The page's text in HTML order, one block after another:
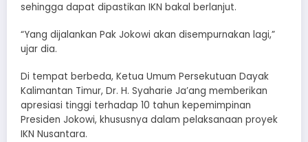
sehingga dapat dipastikan IKN bakal berlanjut.
“Yang dijalankan Pak Jokowi akan disempurnakan lagi,”
ujar dia.
Di tempat berbeda, Ketua Umum Persekutuan Dayak
Kalimantan Timur, Dr. H. Syaharie Ja’ang memberikan
apresiasi tinggi terhadap 10 tahun kepemimpinan
Presiden Jokowi, khususnya dalam pelaksanaan proyek
IKN Nusantara.